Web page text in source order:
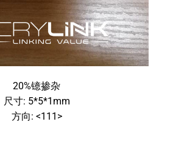
20%镱掺杂
尺寸: 5*5*1mm
方向: <111>